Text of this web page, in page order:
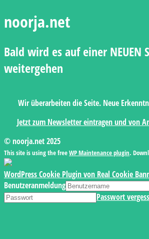
noorja.net
Bald wird es auf einer NEUEN
weitergehen
Wir überarbeiten die Seite. Neue
Jetzt zum Newsletter eintragen und von
© noorja.net 2025
This site is using the freeWP Maintenance plugin.
WordPress Cookie Plugin von Real Cookie
Benutzeranmeldung
Passwort